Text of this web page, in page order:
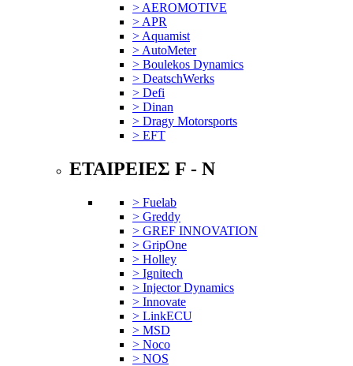
> AEROMOTIVE
> APR
> Aquamist
> AutoMeter
> Boulekos Dynamics
> DeatschWerks
> Defi
> Dinan
> Dragy Motorsports
> EFT
ΕΤΑΙΡΕΙΕΣ F - N
> Fuelab
> Greddy
> GREF INNOVATION
> GripOne
> Holley
> Ignitech
> Injector Dynamics
> Innovate
> LinkECU
> MSD
> Noco
> NOS